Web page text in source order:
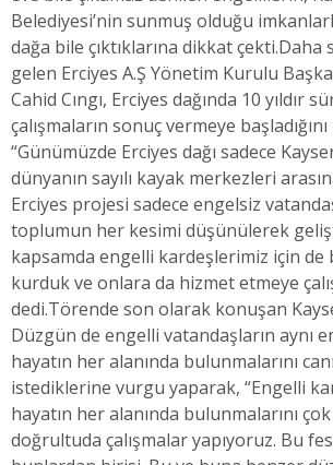
Belediyesi’nin sunmuş olduğu
dağa bile çıktıklarına dikkat çekti.Daha
gelen Erciyes A.Ş Yönetim Kurulu
Cahid Cıngı, Erciyes dağında 10 yıldır
çalışmaların sonuç vermeye
“Günümüzde Erciyes dağı sadece
dünyanın sayılı kayak merkezleri
Erciyes projesi sadece engelsiz
toplumun her kesimi düşünülerek
kapsamda engelli kardeşlerimiz için
kurduk ve onlara da hizmet etmeye
dedi.Törende son olarak konuşan
Düzgün de engelli vatandaşların aynı
hayatın her alanında bulunmalarını
istediklerine vurgu yaparak, “Engelli
hayatın her alanında bulunmalarını
doğrultuda çalışmalar yapıyoruz. Bu